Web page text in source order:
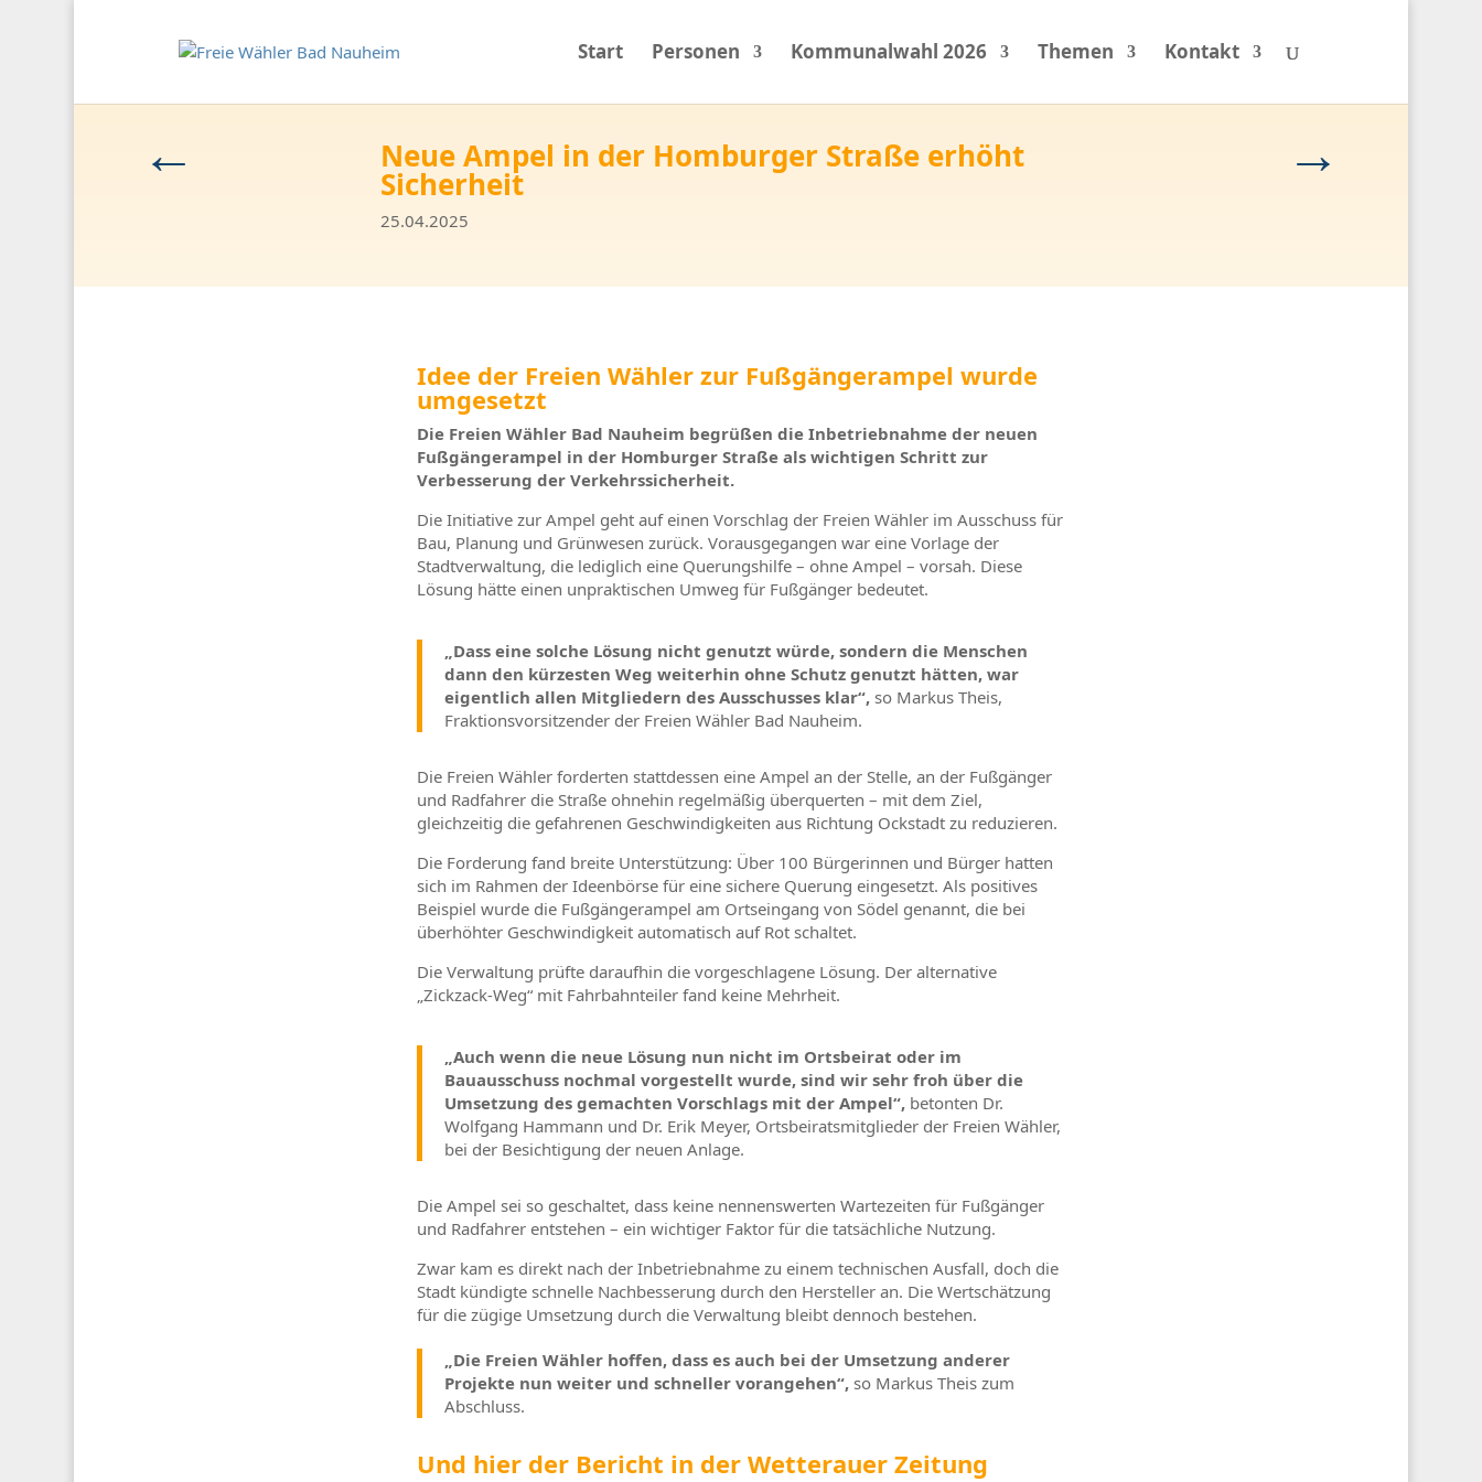
Start Personen Kommunalwahl 2026 Themen Kontakt
← Neue Ampel in der Homburger Straße erhöht
Sicherheit
25.04.2025
→
Idee der Freien Wähler zur Fußgängerampel wurde
umgesetzt
Die Freien Wähler Bad Nauheim begrüßen die Inbetriebnahme der neuen
Fußgängerampel in der Homburger Straße als wichtigen Schritt zur
Verbesserung der Verkehrssicherheit.
Die Initiative zur Ampel geht auf einen Vorschlag der Freien Wähler im Ausschuss für
Bau, Planung und Grünwesen zurück. Vorausgegangen war eine Vorlage der
Stadtverwaltung, die lediglich eine Querungshilfe – ohne Ampel – vorsah. Diese
Lösung hätte einen unpraktischen Umweg für Fußgänger bedeutet.
„Dass eine solche Lösung nicht genutzt würde, sondern die Menschen
dann den kürzesten Weg weiterhin ohne Schutz genutzt hätten, war
eigentlich allen Mitgliedern des Ausschusses klar“, so Markus Theis,
Fraktionsvorsitzender der Freien Wähler Bad Nauheim.
Die Freien Wähler forderten stattdessen eine Ampel an der Stelle, an der Fußgänger
und Radfahrer die Straße ohnehin regelmäßig überquerten – mit dem Ziel,
gleichzeitig die gefahrenen Geschwindigkeiten aus Richtung Ockstadt zu reduzieren.
Die Forderung fand breite Unterstützung: Über 100 Bürgerinnen und Bürger hatten
sich im Rahmen der Ideenbörse für eine sichere Querung eingesetzt. Als positives
Beispiel wurde die Fußgängerampel am Ortseingang von Södel genannt, die bei
überhöhter Geschwindigkeit automatisch auf Rot schaltet.
Die Verwaltung prüfte daraufhin die vorgeschlagene Lösung. Der alternative
„Zickzack-Weg“ mit Fahrbahnteiler fand keine Mehrheit.
„Auch wenn die neue Lösung nun nicht im Ortsbeirat oder im
Bauausschuss nochmal vorgestellt wurde, sind wir sehr froh über die
Umsetzung des gemachten Vorschlags mit der Ampel“, betonten Dr.
Wolfgang Hammann und Dr. Erik Meyer, Ortsbeiratsmitglieder der Freien Wähler,
bei der Besichtigung der neuen Anlage.
Die Ampel sei so geschaltet, dass keine nennenswerten Wartezeiten für Fußgänger
und Radfahrer entstehen – ein wichtiger Faktor für die tatsächliche Nutzung.
Zwar kam es direkt nach der Inbetriebnahme zu einem technischen Ausfall, doch die
Stadt kündigte schnelle Nachbesserung durch den Hersteller an. Die Wertschätzung
für die zügige Umsetzung durch die Verwaltung bleibt dennoch bestehen.
„Die Freien Wähler hoffen, dass es auch bei der Umsetzung anderer
Projekte nun weiter und schneller vorangehen“, so Markus Theis zum
Abschluss.
Und hier der Bericht in der Wetterauer Zeitung